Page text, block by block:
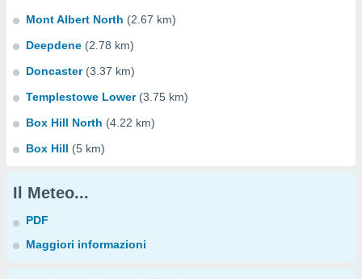
Mont Albert North (2.67 km)
Deepdene (2.78 km)
Doncaster (3.37 km)
Templestowe Lower (3.75 km)
Box Hill North (4.22 km)
Box Hill (5 km)
Il Meteo...
PDF
Maggiori informazioni